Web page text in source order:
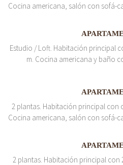
Cocina americana, salón con sofá-
Estudio / Loft. Habitación principal
m. Cocina americana y baño
2 plantas. Habitación principal con
Cocina americana, salón con sofá-
2 plantas. Habitación principal con